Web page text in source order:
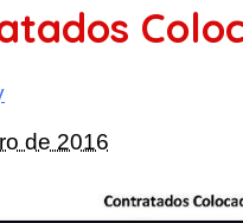
de 2016